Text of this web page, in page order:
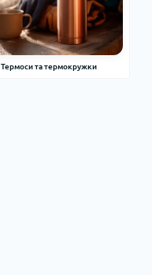
Термоси та термокружки